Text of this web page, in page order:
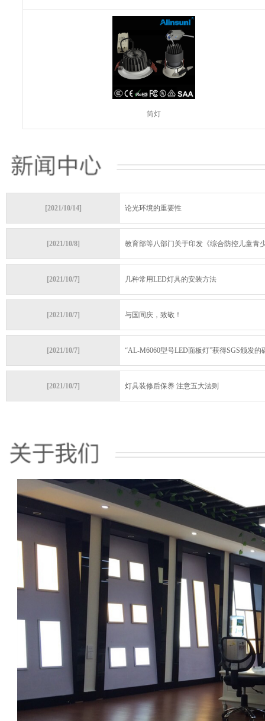
筒灯
[2021/10/14] 论光环境的重要性
[2021/10/8] 教育部等八部门关于印发《综合防控儿童青
[2021/10/7] 几种常用LED灯具的安装方法
[2021/10/7] 与国同庆，致敬！
[2021/10/7] “AL-M6060型号LED面板灯”获得SGS颁发的
[2021/10/7] 灯具装修后保养 注意五大法则